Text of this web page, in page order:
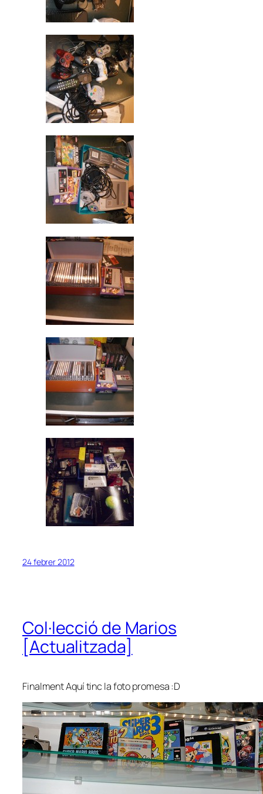
24 febrer 2012
Col·lecció de Marios
[Actualitzada]
Finalment Aquí tinc la foto promesa :D